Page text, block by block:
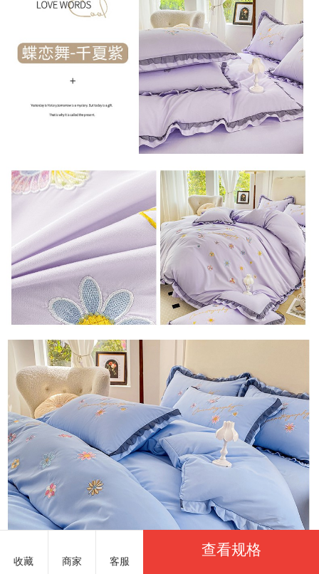
收藏 商家 客服
查看规格